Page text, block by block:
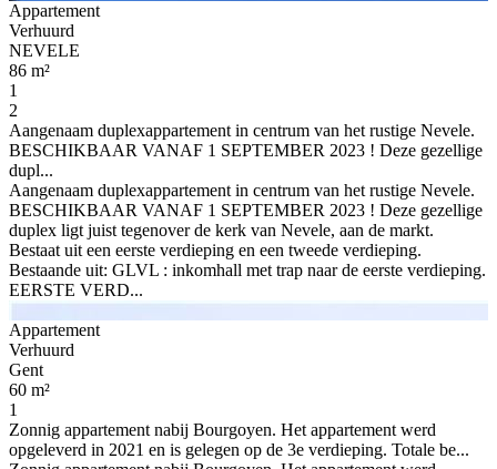
Appartement
Verhuurd
NEVELE
86 m²
1
2
Aangenaam duplexappartement in centrum van het rustige Nevele.
BESCHIKBAAR VANAF 1 SEPTEMBER 2023 ! Deze gezellige
dupl...
Aangenaam duplexappartement in centrum van het rustige Nevele.
BESCHIKBAAR VANAF 1 SEPTEMBER 2023 ! Deze gezellige
duplex ligt juist tegenover de kerk van Nevele, aan de markt.
Bestaat uit een eerste verdieping en een tweede verdieping.
Bestaande uit: GLVL : inkomhall met trap naar de eerste verdieping.
EERSTE VERD...
Appartement
Verhuurd
Gent
60 m²
1
Zonnig appartement nabij Bourgoyen. Het appartement werd
opgeleverd in 2021 en is gelegen op de 3e verdieping. Totale be...